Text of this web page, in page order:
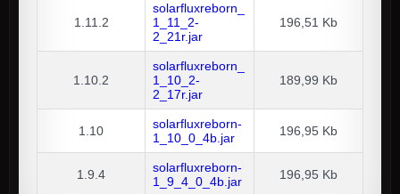
1.11.2
solarfluxreborn_
1_11_2-
2_21r.jar
196,51 Kb
1.10.2
solarfluxreborn_
1_10_2-
2_17r.jar
189,99 Kb
1.10
solarfluxreborn-
1_10_0_4b.jar
196,95 Kb
1.9.4
solarfluxreborn-
1_9_4_0_4b.jar
196,95 Kb